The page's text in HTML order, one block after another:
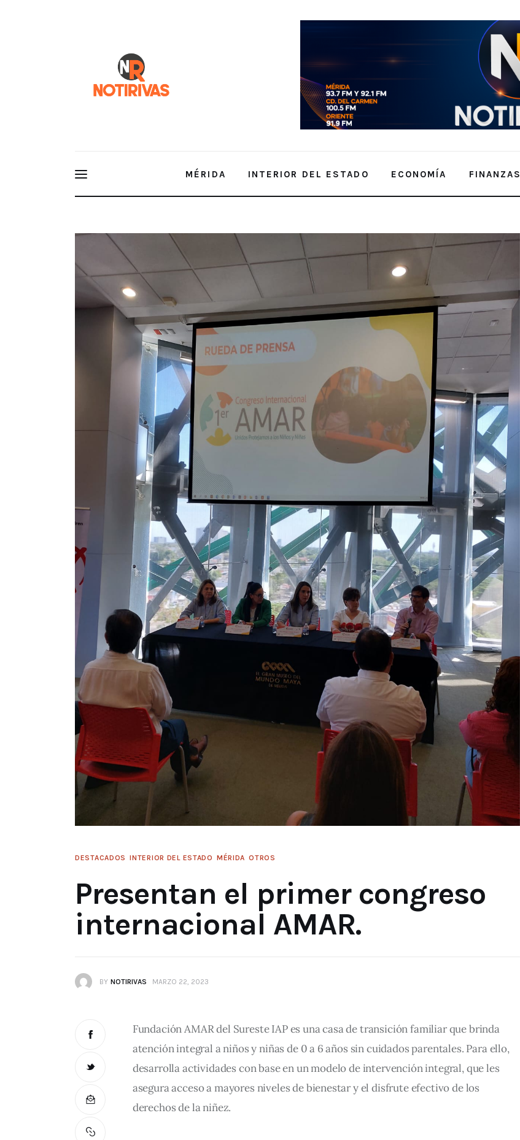
MÉRIDA INTERIOR DEL ESTADO ECONOMÍA FINANZAS
DESTACADOS INTERIOR DEL ESTADO MÉRIDA OTROS
Presentan el primer congreso
internacional AMAR.
BY NOTIRIVAS MARZO 22, 2023
Fundación AMAR del Sureste IAP es una casa de transición familiar que brinda
atención integral a niños y niñas de 0 a 6 años sin cuidados parentales. Para ello,
desarrolla actividades con base en un modelo de intervención integral, que les
asegura acceso a mayores niveles de bienestar y el disfrute efectivo de los
derechos de la niñez.